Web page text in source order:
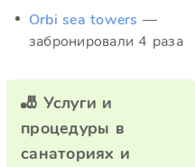
Orbi sea towers —
забронировали 4 раза
🎳 Услуги и
процедуры в
санаториях и